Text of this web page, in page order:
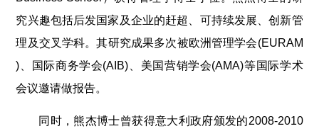
究兴趣包括后发国家及企业的赶超、可持续发展、创新管
理及交叉学科。其研究成果多次被欧洲管理学会(EURAM
)、国际商务学会(AIB)、美国营销学会(AMA)等国际学术
会议邀请做报告。
同时，熊杰博士曾获得意大利政府颁发的2008-2010